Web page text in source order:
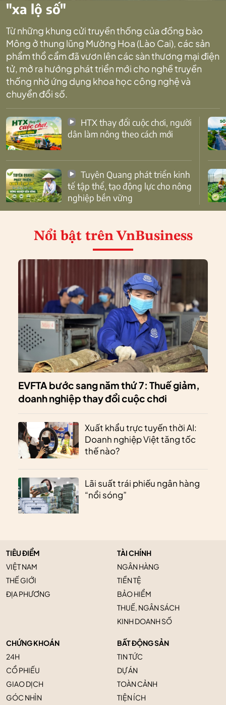
"xa lộ số"
Từ những khung cửi truyền thống của đồng bào
Mông ở thung lũng Mường Hoa (Lào Cai), các sản
phẩm thổ cẩm đã vươn lên các sàn thương mại điện
tử, mở ra hướng phát triển mới cho nghề truyền
thống nhờ ứng dụng khoa học công nghệ và
chuyển đổi số.
dân làm nông theo cách mới
tế tập thể, tạo động lực cho nông
nghiệp bền vững
Nổi bật trên VnBusiness
EVFTA bước sang năm thứ 7: Thuế giảm,
doanh nghiệp thay đổi cuộc chơi
Xuất khẩu trực tuyến thời AI:
Doanh nghiệp Việt tăng tốc
thế nào?
Lãi suất trái phiếu ngân hàng
“nổi sóng”
TIÊU ĐIỂM
VIỆT NAM
THẾ GIỚI
ĐỊA PHƯƠNG
TÀI CHÍNH
NGÂN HÀNG
TIỀN TỆ
BẢO HIỂM
THUẾ, NGÂN SÁCH
KINH DOANH SỐ
CHỨNG KHOÁN
24H
CỔ PHIẾU
GIAO DỊCH
GÓC NHÌN
BẤT ĐỘNG SẢN
TIN TỨC
DỰ ÁN
TOÀN CẢNH
TIỆN ÍCH